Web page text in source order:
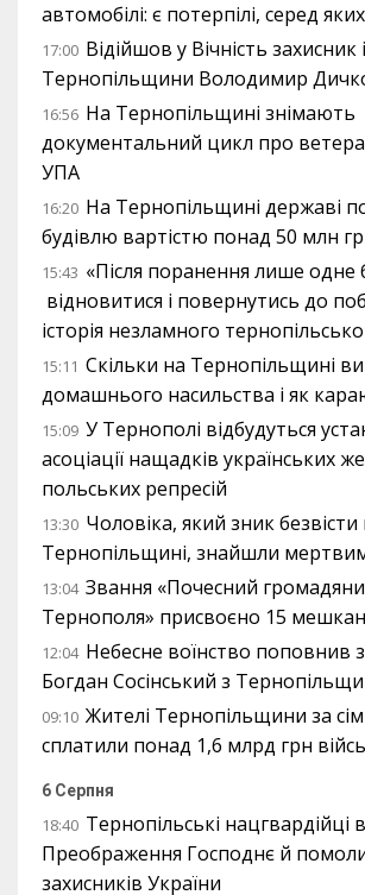
автомобілі: є потерпілі, серед
17:00 Відійшов у Вічність захисник
Тернопільщини Володимир
16:56 На Тернопільщині знімають
документальний цикл про
УПА
16:20 На Тернопільщині державі
будівлю вартістю понад 50 млн
15:43 «Після поранення лише одне
відновитися і повернутись до
історія незламного
15:11 Скільки на Тернопільщині
домашнього насильства і як
15:09 У Тернополі відбудуться
асоціації нащадків українських
польських репресій
13:30 Чоловіка, який зник безвісти
Тернопільщині, знайшли
13:04 Звання «Почесний
Тернополя» присвоєно 15
12:04 Небесне воїнство поповнив
Богдан Сосінський з
09:10 Жителі Тернопільщини за сім
сплатили понад 1,6 млрд грн
6 Серпня
18:40 Тернопільські нацгвардійці
Преображення Господнє й
захисників України